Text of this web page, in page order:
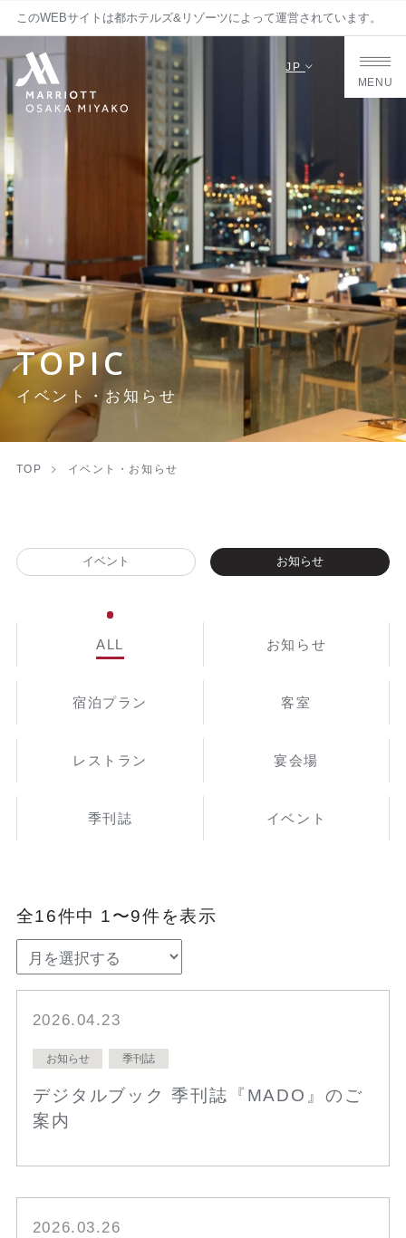
JP
MENU
TOPIC
イベント・お知らせ
このWEBサイトは都ホテルズ&リゾーツによって運営されています。
TOP イベント・お知らせ
イベント お知らせ
ALL お知らせ
宿泊プラン 客室
レストラン 宴会場
季刊誌 イベント
全16件中 1〜9件を表示
2026.04.23
お知らせ 季刊誌
デジタルブック 季刊誌『MADO』のご
案内
2026.03.26